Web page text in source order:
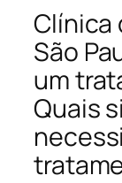
Clínica
São
um
Quais